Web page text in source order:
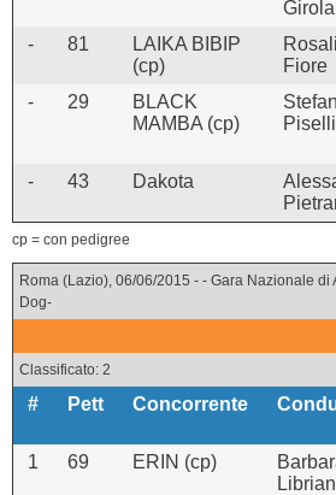
- 81
LAIKA BIBIP
(cp)
Fiore
-
29
BLACK
MAMBA (cp)
Piselli
- 43 Dakota
cp = con pedigree
Roma (Lazio), 06/06/2015 - - Gara Nazionale di
Dog-
Classificato: 2
# Pett Concorrente
1 69 ERIN (cp)